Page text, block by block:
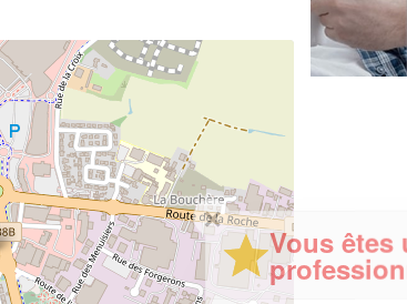
✕
Vous êtes un
professionnel ?